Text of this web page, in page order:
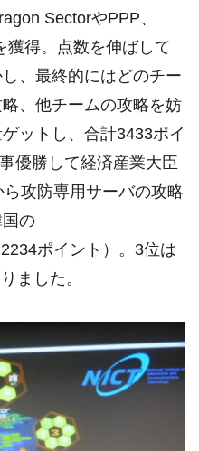
SectorやPPP、
獲得。点数を伸ばして
、最終的にはどのチー
、他チームの攻略を妨
ットし、合計3433ポイ
優勝して経済産業大臣
攻防専用サーバの攻略
の
ポイント）。3位は
ました。